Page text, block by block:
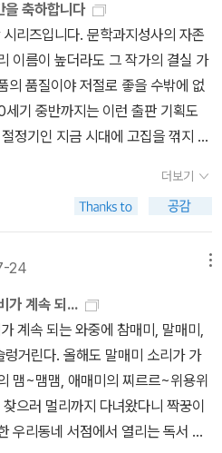
(위키피디아 참조했음) 리바넬리의
히 나타나서 개인적, 철학적 주제
중심적 사고, 과거에 대한 향수, 소
회적 측면에서 종교, 정치, 권력,
, 예술 등을 주제로 한다. (옮긴이 해
장 눈에 띄는 것은 인종, 종교, 피부
, 그들의 조상은 흑해 북쪽 타타르
마제국을 무너뜨린다. 이후 오스만
종교를 수입한 다문화 국가로 성장
해 열등한 위치에 머무르게 되자 튀
로 극단의 민족주의 국가로 변질되
종교마저 점점 극단으로 치닫기 시
되지 못한 정치 시스템과, 부정부패,
같은 요소가 있고, 이런 모든 것들
한 것은 물론이다. 쥴퓌 리바넬리
謀) 없이 비판적인 눈으로 그리고
읽을 수 있다. (...) 사람이 평생을
국 말을 듣지 않게 되고, 고통은 결
가운 세찬 물줄기 속에 사라진다. 절
, 필연적으로 절망만 하는 사람이
광맥을 고갈시키지 말라고! 겸허
매고 방황하라고! 그렇게 하되 빵 부
은 유지한 채! (《야만스러운 탐정
이었다. 물론 아무도 귀를 기울이
각을 제대로 이해한 것인지는 모르
이라고 말한 ‘평온할 때를 위한 문
붙들어 두는 것이 아니라 결국 삶으
었다. 그리고 이 말은 꼭 문학에만
생각한다. 벨라노와 리마를 향해
와닿는 것은 아니었다. 절망에 깊이
려 자신의 감정을 마주하게 하는
축하합니다
리즈입니다. 문학과지성사의 자존
이름이 높더라도 그 작가의 결실 가
의 품질이야 저절로 좋을 수밖에 없
기 중반까지는 이런 출판 기획도
정기인 지금 시대에 고집을 꺾지 않
최고의 작품들을 선정한 결과물이겠
았더라, 하고 감탄할 수 있는 열 편
에서 나온 시를 제외한 모든 장르는
데 번역 시하고는 아예 인연이 없어
양한 고전 시 빼고, 나머지 목록 가
깊게, 재미있게, 또는 의미 있게
랬더니 열아홉. 더하기 1차 필터를
세계문학 시리즈를 통해 읽어 제외
. 이 가운데 딱 열 편을 소개합니다.
, 울리츠카야의 <통역사 다니엘 슈
라 읽지 못했습니다만 이것도 혹시
더보기
24
계속 되...
속 되는 와중에 참매미, 말매미,
거린다. 올해도 말매미 소리가 가
맴~맴맴, 애매미의 찌르르~위용위
으러 멀리까지 다녀왔다니 짝꿍이
우리동네 서점에서 열리는 독서 모